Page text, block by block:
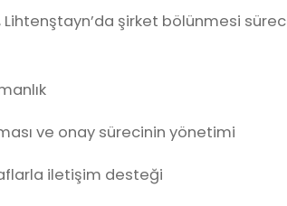
Lihtenştayn’da şirket bölünmesi
ve onay sürecinin yönetimi
iletişim desteği